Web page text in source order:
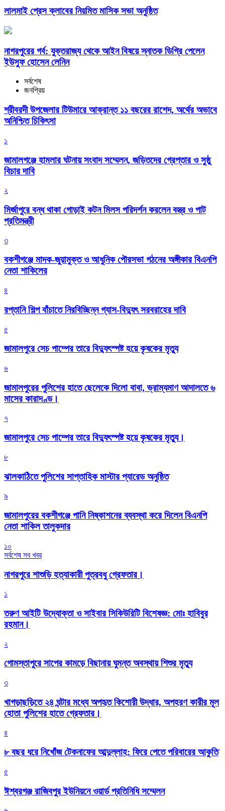
লালমাই প্রেস ক্লাবের নিয়মিত মাসিক সভা অনুষ্ঠিত
নাগরপুরের গর্ব: যুক্তরাজ্য থেকে আইন বিষয়ে স্নাতক ডিগ্রি পেলেন
ইউসুফ হোসেন লেনিন
সর্বশেষ
জনপ্রিয়
শ্রীবরদী উপজেলার টিউমারে আক্রান্ত ১১ বছরের রাশেদ, অর্থের অভাবে
অনিশ্চিত চিকিৎসা
১
জামালগঞ্জে হামলার ঘটনায় সংবাদ সম্মেলন, জড়িতদের গ্রেপ্তার ও সুষ্ঠু
বিচার দাবি
২
মির্জাপুরে বন্ধ থাকা গোড়াই কটন মিলস পরিদর্শন করলেন বস্ত্র ও পাট
প্রতিমন্ত্রী
৩
বকশীগঞ্জে মাদক-জুয়ামুক্ত ও আধুনিক পৌরসভা গঠনের অঙ্গীকার বিএনপি
নেতা শাকিলের
৪
রপ্তানি শিল্প বাঁচাতে নিরবিচ্ছিন্ন গ্যাস-বিদ্যুৎ সরবরাহের দাবি
৫
জামালপুরে সেচ পাম্পের তারে বিদ্যুৎস্পষ্ট হয়ে কৃষকের মৃত্যু
৬
জামালপুরের পুলিশের হাতে ছেলেকে দিলো বাবা, ভ্রাম্যমাণ আদালতে ৬
মাসের কারাদণ্ড।
৭
জামালপুরে সেচ পাম্পের তারে বিদ্যুৎস্পষ্ট হয়ে কৃষকের মৃত্যু।
৮
‎ঝালকাঠিতে পুলিশের সাপ্তাহিক মাস্টার প্যারেড অনুষ্ঠিত
৯
জামালপুরের বকশীগঞ্জে পানি নিষ্কাশনের ব্যবস্থা করে দিলেন বিএনপি
নেতা শাকিল তালুকদার
১০
সর্বশেষ সব খবর
নাগরপুরে শাশুড়ি হত্যাকারী পুত্রবধু গ্রেফতার।
১
তরুণ আইটি উদ্যোক্তা ও সাইবার সিকিউরিটি বিশেষজ্ঞ: মোঃ হাবিবুর
রহমান।
২
গোমস্তাপুরে সাপের কামড়ে বিছানায় ঘুমন্ত অবস্থায় শিশুর মৃত্যু
৩
খাগড়াছড়িতে ২৪ ঘন্টার মধ্যে অপহৃত কিশোরী উদ্ধার, অপহরণ কারীর মূল
হোতা পুলিশের হাতে গ্রেফতার।
৪
৮ বছর ধরে নিখোঁজ টেকনাফের আব্দুল্লাহ: ফিরে পেতে পরিবারের আকুতি
৫
ঈশ্বরগঞ্জ রাজিবপুর ইউনিয়নে ওয়ার্ড প্রতিনিধি সম্মেলন